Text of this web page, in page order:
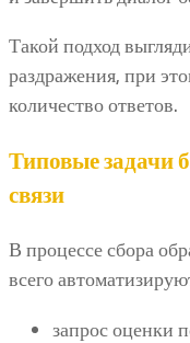
Такой подход
раздражения, при
количество ответов.
Типовые задачи
связи
В процессе сбора
всего
запрос оценки